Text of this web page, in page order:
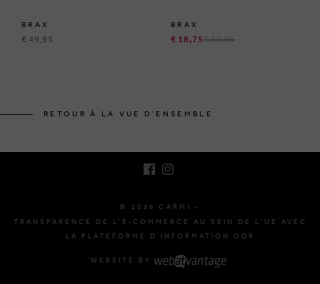
BRAX
€ 49,95
BRAX
€ 18,75€ 39,95
RETOUR À LA VUE D'ENSEMBLE
© 2026 CARMI -
TRANSPARENCE DE L'E-COMMERCE AU SEIN DE L'UE AVEC
LA PLATEFORME D'INFORMATION ODR
WEBSITE BY